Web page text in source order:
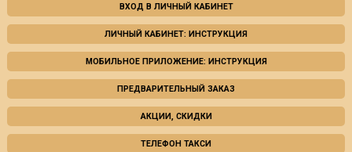
ВХОД В ЛИЧНЫЙ КАБИНЕТ
ЛИЧНЫЙ КАБИНЕТ: ИНСТРУКЦИЯ
МОБИЛЬНОЕ ПРИЛОЖЕНИЕ: ИНСТРУКЦИЯ
ПРЕДВАРИТЕЛЬНЫЙ ЗАКАЗ
АКЦИИ, СКИДКИ
ТЕЛЕФОН ТАКСИ